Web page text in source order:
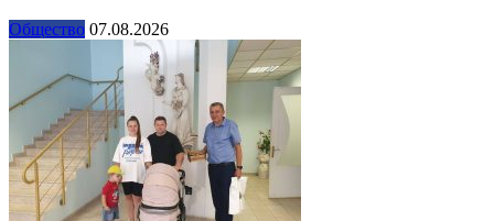
Общество 07.08.2026